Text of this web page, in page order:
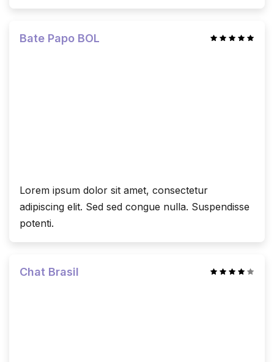
Bate Papo BOL
Lorem ipsum dolor sit amet, consectetur
adipiscing elit. Sed sed congue nulla. Suspendisse
potenti.
Chat Brasil